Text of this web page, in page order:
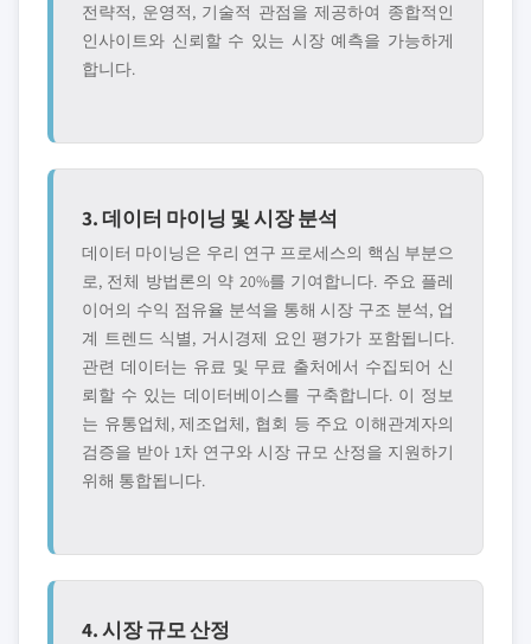
전략적, 운영적, 기술적 관점을 제공하여 종합적인
인사이트와 신뢰할 수 있는 시장 예측을 가능하게
합니다.
3. 데이터 마이닝 및 시장 분석
데이터 마이닝은 우리 연구 프로세스의 핵심 부분으
로, 전체 방법론의 약 20%를 기여합니다. 주요 플레
이어의 수익 점유율 분석을 통해 시장 구조 분석, 업
계 트렌드 식별, 거시경제 요인 평가가 포함됩니다.
관련 데이터는 유료 및 무료 출처에서 수집되어 신
뢰할 수 있는 데이터베이스를 구축합니다. 이 정보
는 유통업체, 제조업체, 협회 등 주요 이해관계자의
검증을 받아 1차 연구와 시장 규모 산정을 지원하기
위해 통합됩니다.
4. 시장 규모 산정